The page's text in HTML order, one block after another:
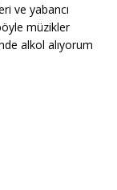
ve yabancı
müzikler
alkol alıyorum